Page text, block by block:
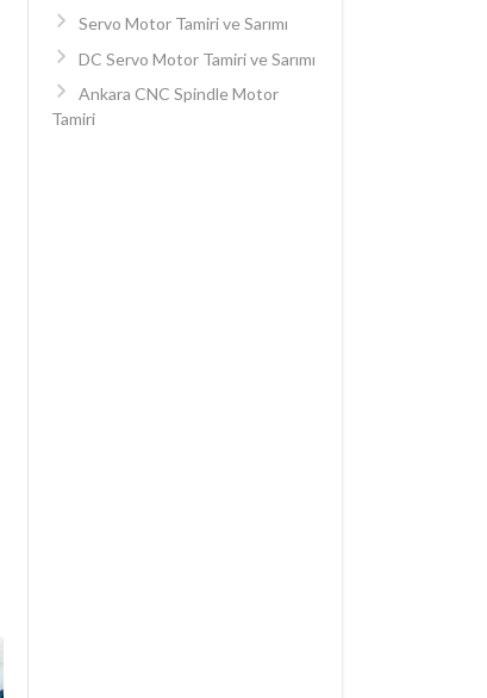
Servo Motor Tamiri ve Sarımı
DC Servo Motor Tamiri ve Sarımı
Ankara CNC Spindle Motor
Tamiri